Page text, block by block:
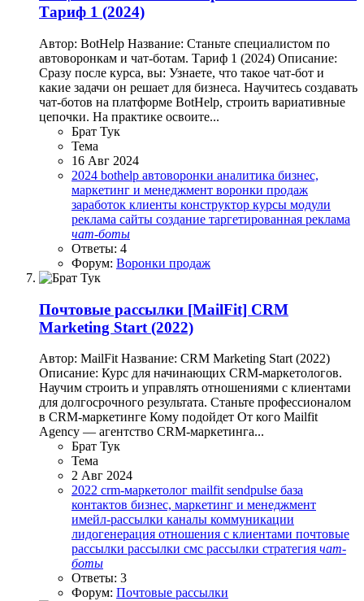
Тариф 1 (2024)
Автор: BotHelp Название: Станьте специалистом по
автоворонкам и чат-ботам. Тариф 1 (2024) Описание:
Сразу после курса, вы: Узнаете, что такое чат-бот и
какие задачи он решает для бизнеса. Научитесь создавать
чат-ботов на платформе BotHelp, строить вариативные
цепочки. На практике освоите...
Брат Тук
Тема
16 Авг 2024
2024 bothelp автоворонки аналитика бизнес,
маркетинг и менеджмент воронки продаж
заработок клиенты конструктор курсы модули
реклама сайты создание таргетированная реклама
чат-боты
Ответы: 4
Форум: Воронки продаж
Почтовые рассылки [MailFit] CRM
Marketing Start (2022)
Автор: MailFit Название: CRM Marketing Start (2022)
Описание: Курс для начинающих CRM-маркетологов.
Научим строить и управлять отношениями с клиентами
для долгосрочного результата. Станьте профессионалом
в CRM-маркетинге Кому подойдет От кого Mailfit
Agency — агентство CRM-маркетинга...
Брат Тук
Тема
2 Авг 2024
2022 crm-маркетолог mailfit sendpulse база
контактов бизнес, маркетинг и менеджмент
имейл-рассылки каналы коммуникации
лидогенерация отношения с клиентами почтовые
рассылки рассылки смс рассылки стратегия чат-
боты
Ответы: 3
Форум: Почтовые рассылки